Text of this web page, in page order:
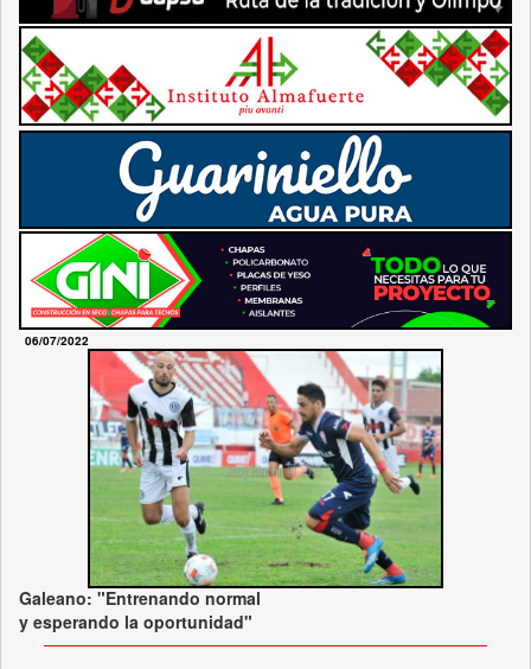
06/07/2022
Galeano: "Entrenando normal
y esperando la oportunidad"